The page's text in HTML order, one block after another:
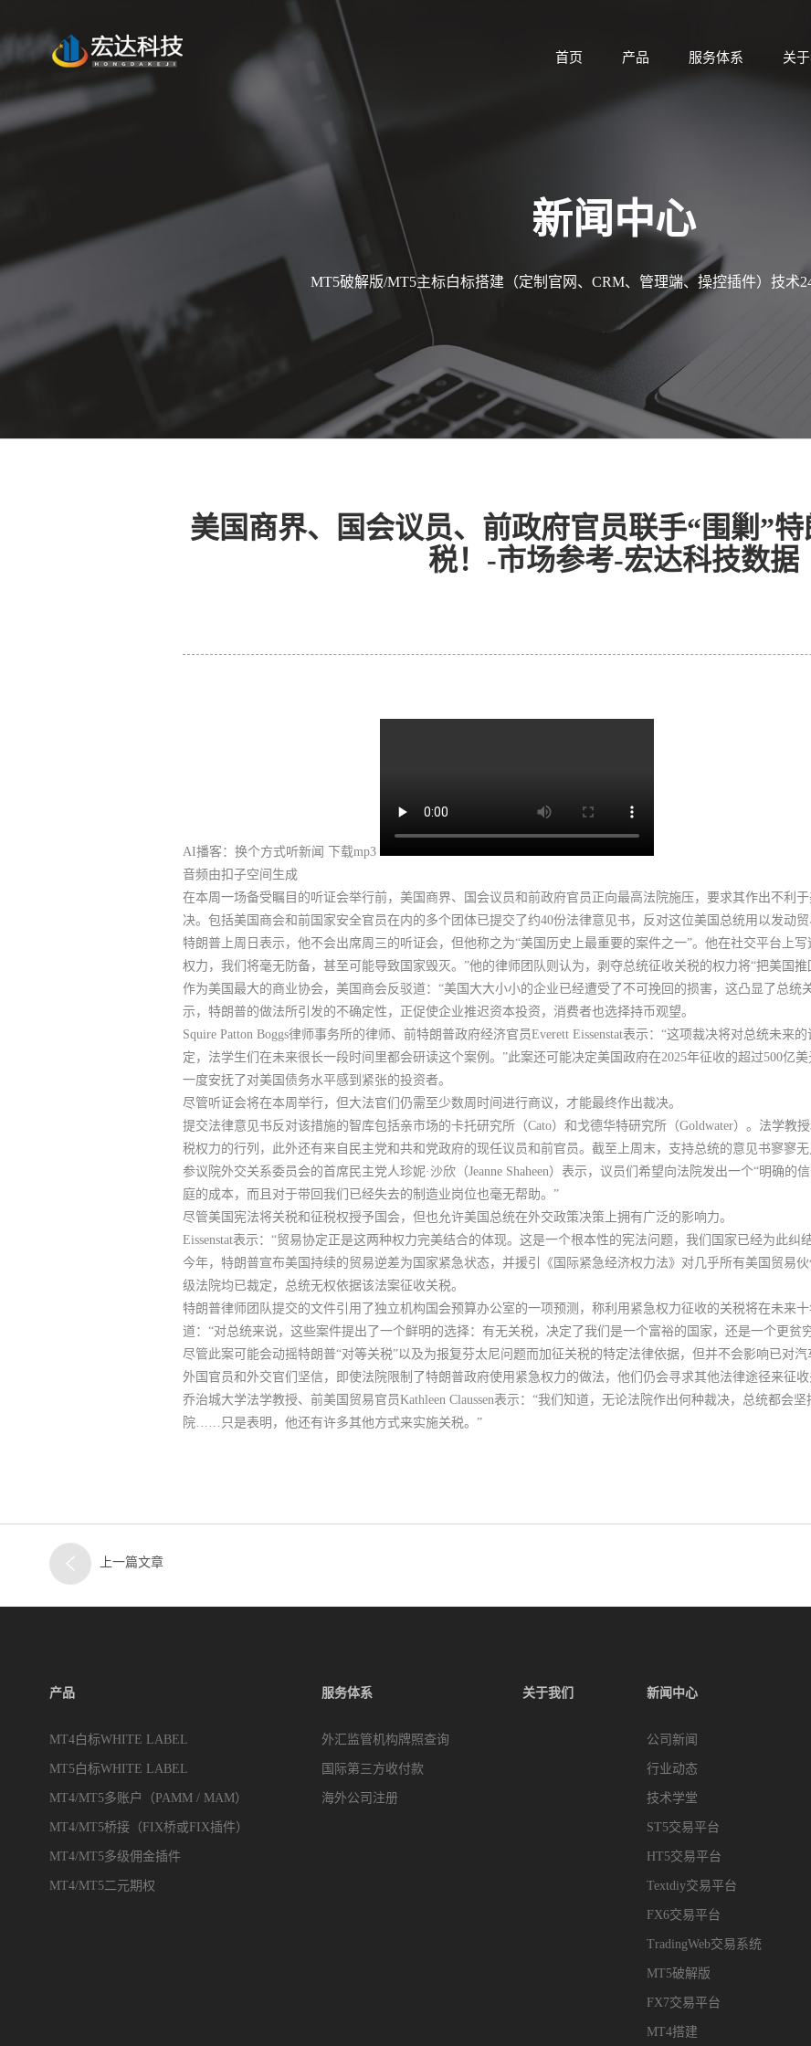
首页 产品 服务体系 关于
新闻中心
MT5破解版/MT5主标白标搭建（定制官网、CRM、管理端、操控插件）技术
美国商界、国会议员、前政府官员联手“围剿”
税！-市场参考-宏达科技数据
AI播客：换个方式听新闻 下载mp3
音频由扣子空间生成
在本周一场备受瞩目的听证会举行前， 美国商界、国会议员和前政府官员正向最高法院施压，要求其作出不利
决。包括美国商会和前国家安全官员在内的多个团体已提交了约40份法律意见书，反对这位美国总统用以发动贸
特朗普上周日表示，他不会出席周三的听证会，但他称之为“美国历史上最重要的案件之一”。他在社交平台上
权力，我们将毫无防备，甚至可能导致国家毁灭。”他的律师团队则认为，剥夺总统征收关税的权力将“把美国推
作为美国最大的商业协会，美国商会反驳道：“美国大大小小的企业已经遭受了不可挽回的损害 ，这凸显了总统
示，特朗普的做法所引发的不确定性，正促使企业推迟资本投资，消费者也选择持币观望。
Squire Patton Boggs律师事务所的律师、前特朗普政府经济官员Everett Eissenstat表示：“这项裁决将对总统未来
定，法学生们在未来很长一段时间里都会研读这个案例。”此案还可能决定美国政府在2025年征收的超过500亿
一度安抚了对美国债务水平感到紧张的投资者。
尽管听证会将在本周举行，但大法官们仍需至少数周时间进行商议，才能最终作出裁决。
提交法律意见书反对该措施的智库包括亲市场的卡托研究所（Cato）和戈德华特研究所（Goldwater）。法学教
税权力的行列，此外还有来自民主党和共和党政府的现任议员和前官员。截至上周末， 支持总统的意见书寥寥
参议院外交关系委员会的首席民主党人珍妮·沙欣（Jeanne Shaheen）表示，议员们希望向法院发出一个“明确的
庭的成本，而且对于带回我们已经失去的制造业岗位也毫无帮助。 ”
尽管美国宪法将关税和征税权授予国会，但也允许美国总统在外交政策决策上拥有广泛的影响力。
Eissenstat表示：“贸易协定正是这两种权力完美结合的体现。这是一个根本性的宪法问题，我们国家已经为此纠
今年，特朗普宣布美国持续的贸易逆差为国家紧急状态，并援引《国际紧急经济权力法》对几乎所有美国贸易
级法院均已裁定，总统无权依据该法案征收关税。
特朗普律师团队提交的文件引用了独立机构国会预算办公室的一项预测， 称利用紧急权力征收的关税将在未来
道：“对总统来说，这些案件提出了一个鲜明的选择： 有无关税，决定了我们是一个富裕的国家，还是一个更贫
尽管此案可能会动摇特朗普“对等关税”以及为报复芬太尼问题而加征关税的特定法律依据，但并不会影响已对汽
外国官员和外交官们坚信，
即使法院限制了特朗普政府使用紧急权力的做法，他们仍会寻求其他法律途径来征收
乔治城大学法学教授、前美国贸易官员Kathleen Claussen表示：“我们知道，无论法院作出何种裁决，总统都会
院……只是表明，他还有许多其他方式来实施关税。”
上一篇文章
产品
MT4白标WHITE LABEL
MT5白标WHITE LABEL
MT4/MT5多账户（PAMM / MAM）
MT4/MT5桥接（FIX桥或FIX插件）
MT4/MT5多级佣金插件
MT4/MT5二元期权
服务体系
外汇监管机构牌照查询
国际第三方收付款
海外公司注册
关于我们 新闻中心
公司新闻
行业动态
技术学堂
ST5交易平台
HT5交易平台
Textdiy交易平台
FX6交易平台
TradingWeb交易系统
MT5破解版
FX7交易平台
MT4搭建